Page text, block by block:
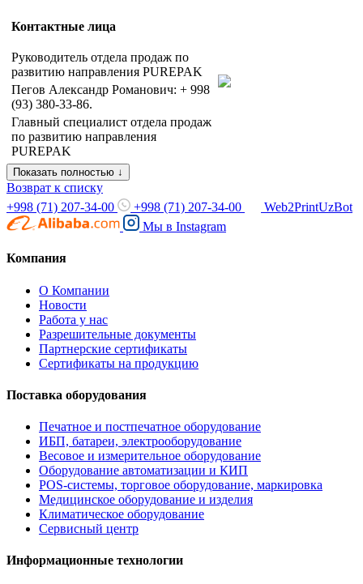
Контактные лица
Руководитель отдела продаж по
развитию направления PUREPAK
Пегов Александр Романович: + 998
(93) 380-33-86.
Главный специалист отдела продаж
по развитию направления
PUREPAK
Показать полностью ↓
Возврат к списку
+998 (71) 207-34-00
+998 (71) 207-34-00
Web2PrintUzBot
Мы в Instagram
Компания
О Компании
Новости
Работа у нас
Разрешительные документы
Партнерские сертификаты
Сертификаты на продукцию
Поставка оборудования
Печатное и постпечатное оборудование
ИБП, батареи, электрооборудование
Весовое и измерительное оборудование
Оборудование автоматизации и КИП
POS-системы, торговое оборудование, маркировка
Медицинское оборудование и изделия
Климатическое оборудование
Сервисный центр
Информационные технологии